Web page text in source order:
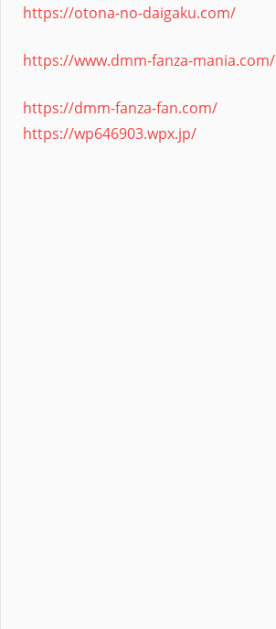
https://otona-no-daigaku.com/
https://www.dmm-fanza-mania.com/
https://dmm-fanza-fan.com/
https://wp646903.wpx.jp/